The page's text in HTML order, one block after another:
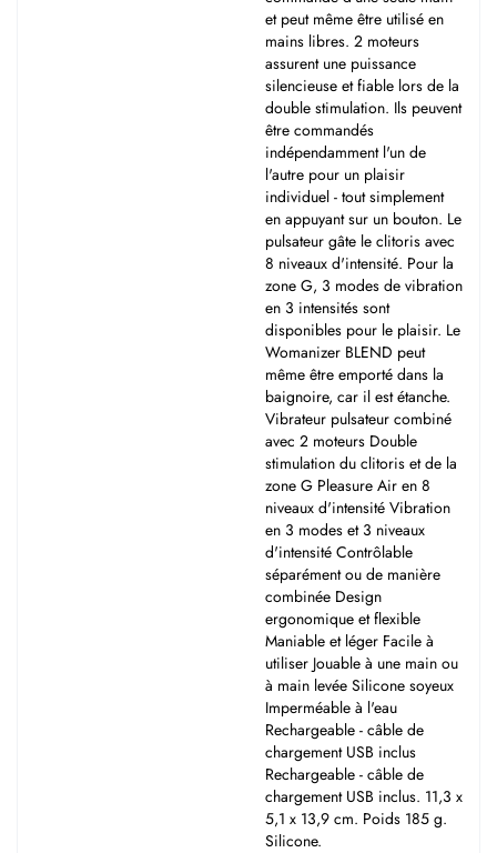
et peut même être utilisé en
mains libres. 2 moteurs
assurent une puissance
silencieuse et fiable lors de la
double stimulation. Ils peuvent
être commandés
indépendamment l'un de
l'autre pour un plaisir
individuel - tout simplement
en appuyant sur un bouton. Le
pulsateur gâte le clitoris avec
8 niveaux d'intensité. Pour la
zone G, 3 modes de vibration
en 3 intensités sont
disponibles pour le plaisir. Le
Womanizer BLEND peut
même être emporté dans la
baignoire, car il est étanche.
Vibrateur pulsateur combiné
avec 2 moteurs Double
stimulation du clitoris et de la
zone G Pleasure Air en 8
niveaux d'intensité Vibration
en 3 modes et 3 niveaux
d'intensité Contrôlable
séparément ou de manière
combinée Design
ergonomique et flexible
Maniable et léger Facile à
utiliser Jouable à une main ou
à main levée Silicone soyeux
Imperméable à l'eau
Rechargeable - câble de
chargement USB inclus
Rechargeable - câble de
chargement USB inclus. 11,3 x
5,1 x 13,9 cm. Poids 185 g.
Silicone.